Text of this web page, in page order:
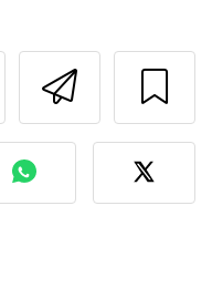
Imprimer
une
de